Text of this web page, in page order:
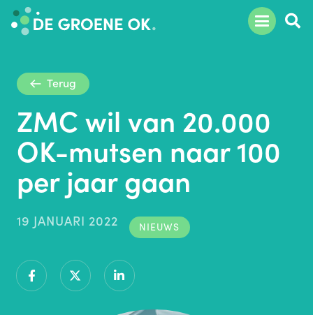
Terug
ZMC wil van 20.000
OK-mutsen naar 100
per jaar gaan
19 JANUARI 2022 NIEUWS